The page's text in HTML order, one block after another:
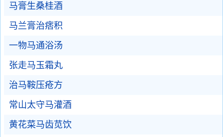
马膏生桑桂酒
马兰膏治痞积
一物马通浴汤
张走马玉霜丸
治马鞍压疮方
常山太守马灌酒
黄花菜马齿苋饮